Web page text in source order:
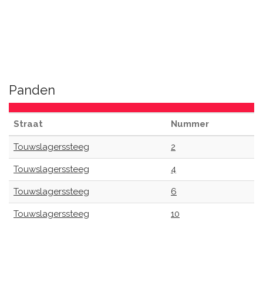
Panden
Straat Nummer
Touwslagerssteeg 2
Touwslagerssteeg 4
Touwslagerssteeg 6
Touwslagerssteeg 10